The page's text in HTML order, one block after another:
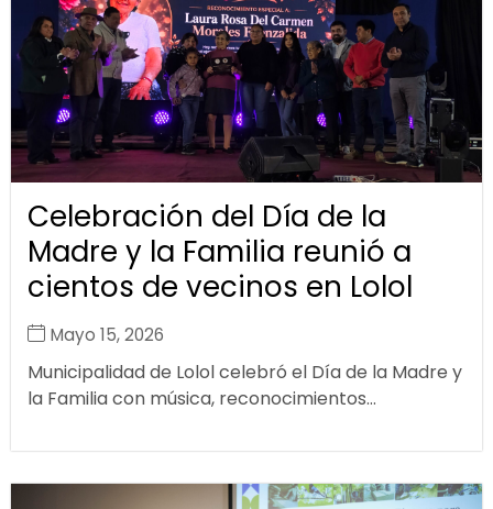
Celebración del Día de la
Madre y la Familia reunió a
cientos de vecinos en Lolol
Mayo 15, 2026
Municipalidad de Lolol celebró el Día de la Madre y
la Familia con música, reconocimientos...